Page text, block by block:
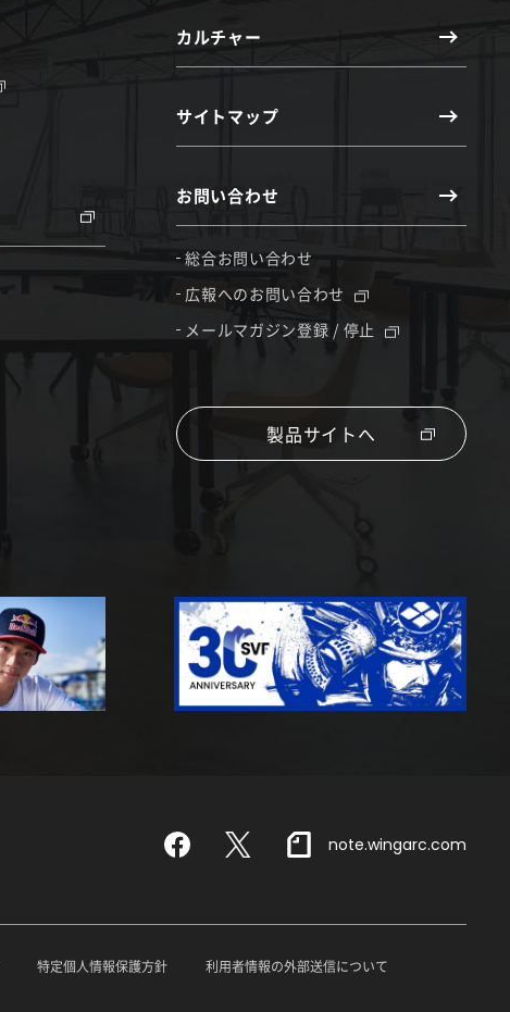
カルチャー
サイトマップ
お問い合わせ
総合お問い合わせ
広報へのお問い合わせ
メールマガジン登録 / 停止
製品サイトへ
Facebook
X note.wingarc.com
特定個人情報保護方針 利用者情報の外部送信について